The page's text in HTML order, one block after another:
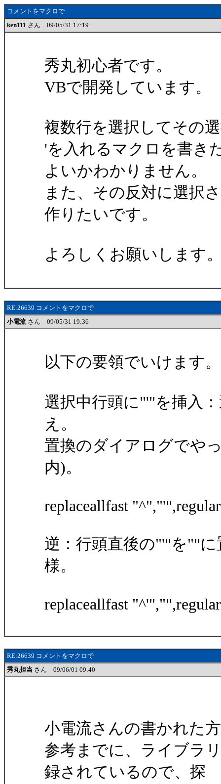
コメントをマクロで
ken111 さん 09/05/31 17:19
秀丸初心者です。
VBで開発しています。
複数行を選択してその
'を入れるマクロを書き
よいかわかりません。
また、その反対に選択
作りたいです。
よろしくお願いします
RE:26639 コメントをマクロで
小電流さん 09/05/31 19:36
以下の要領でいけます。
選択中行頭に"'"を挿入
え。
置換のダイアログでや
内)。
replaceallfast
逆：行頭直後の"'"を""
様。
replaceallfast
RE:26639 コメントをマクロで
秀丸担当 さん 09/06/01 09:40
小電流さんの書かれた
参考までに、ライブラ
録されているので、探